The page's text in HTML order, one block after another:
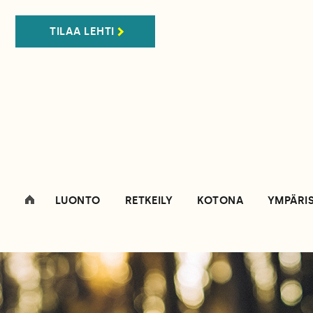
TILAA LEHTI
LUONTO RETKEILY KOTONA